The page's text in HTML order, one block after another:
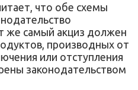
что обе схемы
же самый акциз должен
производных от
или отступления
законодательством